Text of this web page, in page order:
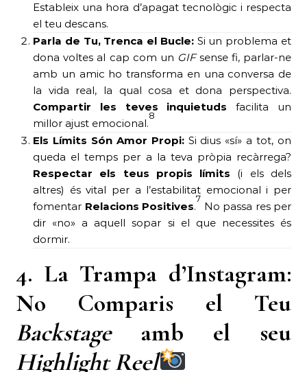
Estableix una hora d’apagat tecnològic i respecta
el teu descans.
Parla de Tu, Trenca el Bucle:Si un problema et
dona voltes al cap com un GIFsense fi, parlar-ne
amb un amic ho transforma en una conversa de
la vida real, la qual cosa et dona perspectiva.
Compartir les teves inquietuds facilita un
millor ajust emocional.
8
Els Límits Són Amor Propi:Si dius «sí» a tot, on
queda el temps per a la teva pròpia recàrrega?
Respectar els teus propis límits (i els dels
altres) és vital per a l’estabilitat emocional i per
fomentar Relacions Positives.
7
No passa res per
dir «no» a aquell sopar si el que necessites és
dormir.
4. La Trampa d’Instagram:
No Comparis el Teu
Backstage
amb el seu
Highlight Reel